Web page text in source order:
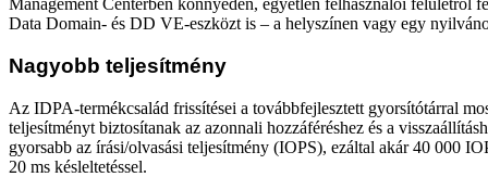
Management Centerben könnyedén, egyetlen felhasználói felületről
Data Domain- és DD VE-eszközt is – a helyszínen vagy egy
Nagyobb teljesítmény
Az IDPA-termékcsalád frissítései a továbbfejlesztett gyorsítótárral
teljesítményt biztosítanak az azonnali hozzáféréshez és a
gyorsabb az írási/olvasási teljesítmény (IOPS), ezáltal akár 40 000
20 ms késleltetéssel.